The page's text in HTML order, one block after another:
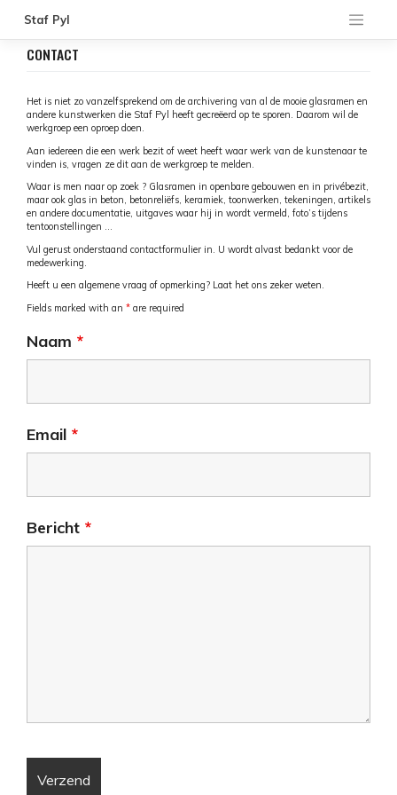
contentStaf Pyl
CONTACT
Het is niet zo vanzelfsprekend om de archivering van al de mooie glasramen en
andere kunstwerken die Staf Pyl heeft gecreëerd op te sporen. Daarom wil de
werkgroep een oproep doen.
Aan iedereen die een werk bezit of weet heeft waar werk van de kunstenaar te
vinden is, vragen ze dit aan de werkgroep te melden.
Waar is men naar op zoek ? Glasramen in openbare gebouwen en in privébezit,
maar ook glas in beton, betonreliëfs, keramiek, toonwerken, tekeningen, artikels
en andere documentatie, uitgaves waar hij in wordt vermeld, foto’s tijdens
tentoonstellingen …
Vul gerust onderstaand contactformulier in. U wordt alvast bedankt voor de
medewerking.
Heeft u een algemene vraag of opmerking? Laat het ons zeker weten.
Fields marked with an * are required
Naam *
Email *
Bericht *